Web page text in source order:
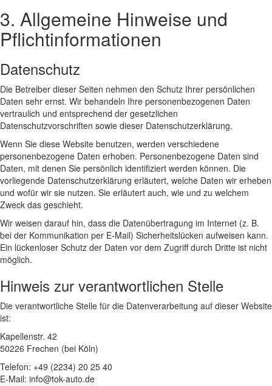
3. Allgemeine Hinweise und
Pflichtinformationen
Datenschutz
Die Betreiber dieser Seiten nehmen den Schutz Ihrer persönlichen
Daten sehr ernst. Wir behandeln Ihre personenbezogenen Daten
vertraulich und entsprechend der gesetzlichen
Datenschutzvorschriften sowie dieser Datenschutzerklärung.
Wenn Sie diese Website benutzen, werden verschiedene
personenbezogene Daten erhoben. Personenbezogene Daten sind
Daten, mit denen Sie persönlich identifiziert werden können. Die
vorliegende Datenschutzerklärung erläutert, welche Daten wir erheben
und wofür wir sie nutzen. Sie erläutert auch, wie und zu welchem
Zweck das geschieht.
Wir weisen darauf hin, dass die Datenübertragung im Internet (z. B.
bei der Kommunikation per E-Mail) Sicherheitslücken aufweisen kann.
Ein lückenloser Schutz der Daten vor dem Zugriff durch Dritte ist nicht
möglich.
Hinweis zur verantwortlichen Stelle
Die verantwortliche Stelle für die Datenverarbeitung auf dieser Website
ist:
Kapellenstr. 42
50226 Frechen (bei Köln)
Telefon: +49 (2234) 20 25 40
E-Mail: info@tok-auto.de